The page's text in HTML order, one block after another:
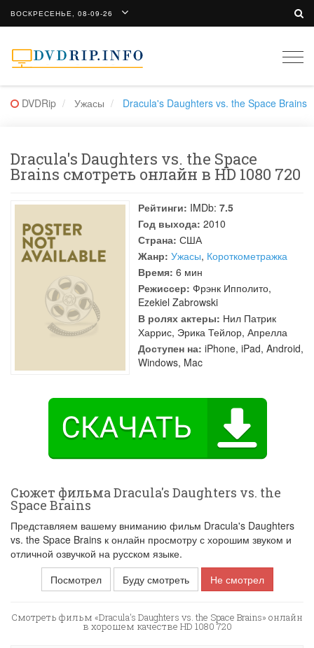
ВОСКРЕСЕНЬЕ, 08-09-26
DVDRip Ужасы Dracula's Daughters vs. the Space Brains
Dracula's Daughters vs. the Space
Brains смотреть онлайн в HD 1080 720
Рейтинги: IMDb: 7.5
Год выхода: 2010
Страна: США
Жанр: Ужасы, Короткометражка
Время: 6 мин
Режиссер: Фрэнк Ипполито,
Ezekiel Zabrowski
В ролях актеры: Нил Патрик
Харрис, Эрика Тейлор, Апрелла
Доступен на: iPhone, iPad, Android,
Windows, Mac
Сюжет фильма Dracula's Daughters vs. the
Space Brains
Представляем вашему вниманию фильм Dracula's Daughters
vs. the Space Brains к онлайн просмотру с хорошим звуком и
отличной озвучкой на русском языке.
Посмотрел
Буду смотреть Не смотрел
Смотреть фильм «Dracula's Daughters vs. the Space Brains» онлайн
в хорошем качестве HD 1080 720